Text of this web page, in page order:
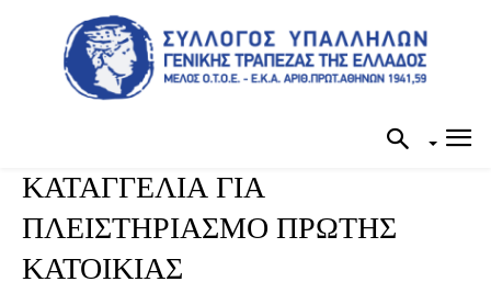
ΚΑΤΑΓΓΕΛΙΑ ΓΙΑ
ΠΛΕΙΣΤΗΡΙΑΣΜΟ ΠΡΩΤΗΣ
ΚΑΤΟΙΚΙΑΣ